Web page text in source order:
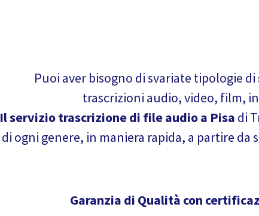
Puoi aver bisogno di svariate tipologie di
trascrizioni audio, video, film,
Il servizio trascrizione di file audio a Pisa di
di ogni genere, in maniera rapida, a partire
Garanzia di Qualità con